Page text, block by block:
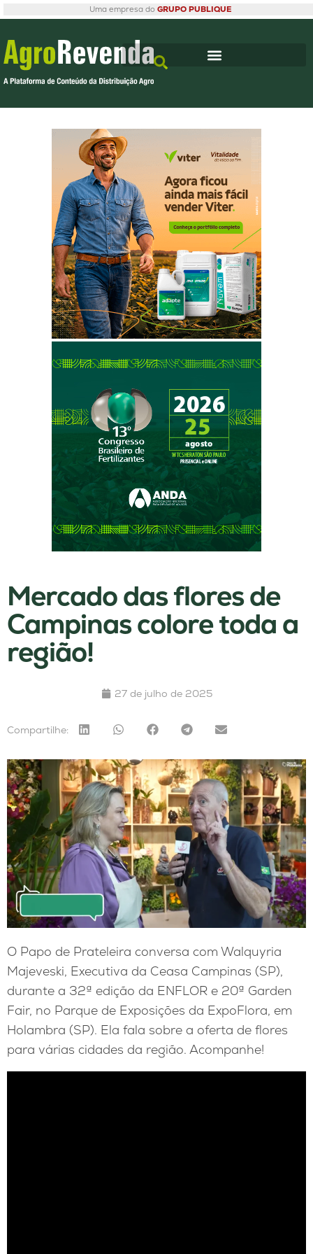
Uma empresa do GRUPO PUBLIQUE
Mercado das flores de
Campinas colore toda a
região!
27 de julho de 2025
Compartilhe:
O Papo de Prateleira conversa com Walquyria
Majeveski, Executiva da Ceasa Campinas (SP),
durante a 32ª edição da ENFLOR e 20ª Garden
Fair, no Parque de Exposições da ExpoFlora, em
Holambra (SP). Ela fala sobre a oferta de flores
para várias cidades da região. Acompanhe!